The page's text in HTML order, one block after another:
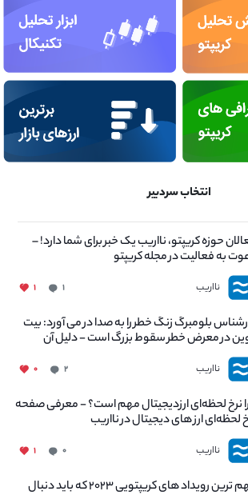
انتخاب سردبیر
حوزه کریپتو، نااریب یک خبر برای شما دارد! –
به فعالیت در مجله کریپتو
نااریب ۱ ۱
بلومبرگ زنگ خطر را به صدا در می آورد: بیت
در معرض خطر سقوط بزرگ است - دلیل آن
نااریب ۲ ۰
نرخ لحظه‌ای ارزدیجیتال مهم است؟ - معرفی صفحه
لحظه‌ای ارز های دیجیتال در نااریب
نااریب ۰ ۱
مهم ترین رویداد های کریپتویی ۲۰۲۳ که باید دنبال